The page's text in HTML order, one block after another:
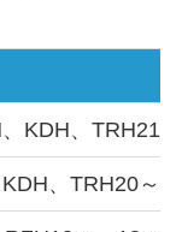
KDH、TRH21
、TRH20～K